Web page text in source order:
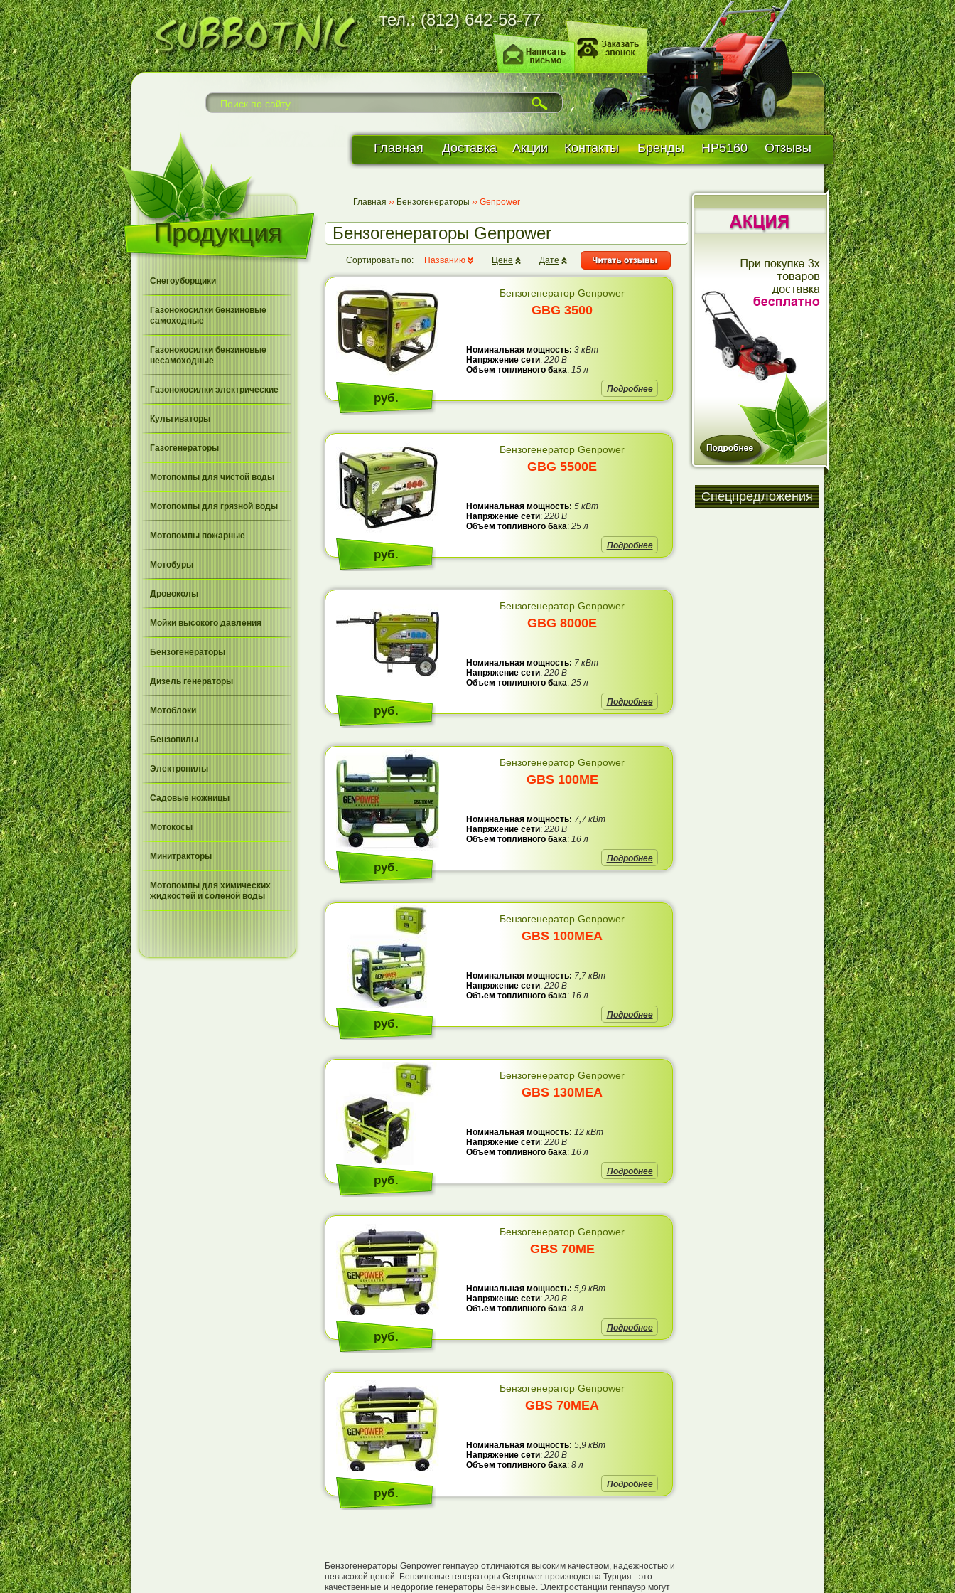
тел.: (812) 642-58-77
Главная Доставка Акции Контакты Бренды HP5160 Отзывы
Продукция
Снегоуборщики
Газонокосилки бензиновые
самоходные
Газонокосилки бензиновые
несамоходные
Газонокосилки электрические
Культиваторы
Газогенераторы
Мотопомпы для чистой воды
Мотопомпы для грязной воды
Мотопомпы пожарные
Мотобуры
Дровоколы
Мойки высокого давления
Бензогенераторы
Дизель генераторы
Мотоблоки
Бензопилы
Электропилы
Садовые ножницы
Мотокосы
Минитракторы
Мотопомпы для химических
жидкостей и соленой воды
Спецпредложения
Главная ›› Бензогенераторы ›› Genpower
Бензогенераторы Genpower
Сортировать по: Названию Цене Дате
Бензогенератор Genpower
GBG 3500
руб.
Подробнее
Номинальная мощность: 3 кВт
Напряжение сети: 220 В
Объем топливного бака: 15 л
Бензогенератор Genpower
GBG 5500E
руб.
Подробнее
Номинальная мощность: 5 кВт
Напряжение сети: 220 В
Объем топливного бака: 25 л
Бензогенератор Genpower
GBG 8000E
руб.
Подробнее
Номинальная мощность: 7 кВт
Напряжение сети: 220 В
Объем топливного бака: 25 л
Бензогенератор Genpower
GBS 100ME
руб.
Подробнее
Номинальная мощность: 7,7 кВт
Напряжение сети: 220 В
Объем топливного бака: 16 л
Бензогенератор Genpower
GBS 100MEA
руб.
Подробнее
Номинальная мощность: 7,7 кВт
Напряжение сети: 220 В
Объем топливного бака: 16 л
Бензогенератор Genpower
GBS 130MEA
руб.
Подробнее
Номинальная мощность: 12 кВт
Напряжение сети: 220 В
Объем топливного бака: 16 л
Бензогенератор Genpower
GBS 70ME
руб.
Подробнее
Номинальная мощность: 5,9 кВт
Напряжение сети: 220 В
Объем топливного бака: 8 л
Бензогенератор Genpower
GBS 70MEA
руб.
Подробнее
Номинальная мощность: 5,9 кВт
Напряжение сети: 220 В
Объем топливного бака: 8 л
Бензогенераторы Genpower генпауэр отличаются высоким качеством, надежностью и
невысокой ценой. Бензиновые генераторы Genpower производства Турция - это
качественные и недорогие генераторы бензиновые. Электростанции генпауэр могут